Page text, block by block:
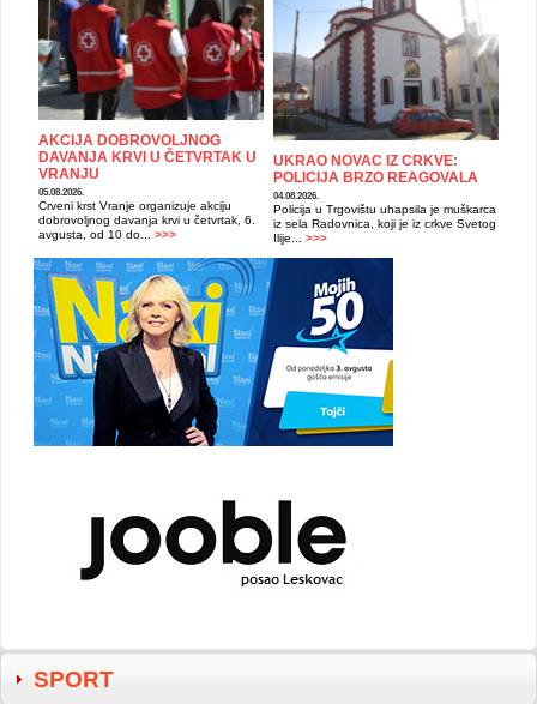
AKCIJA DOBROVOLJNOG
DAVANJA KRVI U ČETVRTAK U
VRANJU
05.08.2026.
Crveni krst Vranje organizuje akciju
dobrovoljnog davanja krvi u četvrtak, 6.
avgusta, od 10 do... >>>
UKRAO NOVAC IZ CRKVE:
POLICIJA BRZO REAGOVALA
04.08.2026.
Policija u Trgovištu uhapsila je muškarca
iz sela Radovnica, koji je iz crkve Svetog
Ilije... >>>
SPORT